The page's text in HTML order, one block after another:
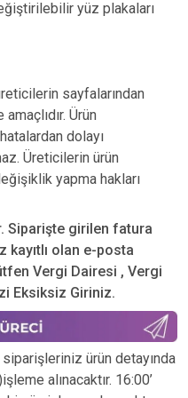
yüz plakaları
sayfalarından
Ürün
dolayı
Üreticilerin ürün
yapma hakları
Siparişte girilen fatura
kayıtlı olan e-posta
Vergi Dairesi , Vergi
Eksiksiz Giriniz.
ürün detayında
alınacaktır. 16:00’